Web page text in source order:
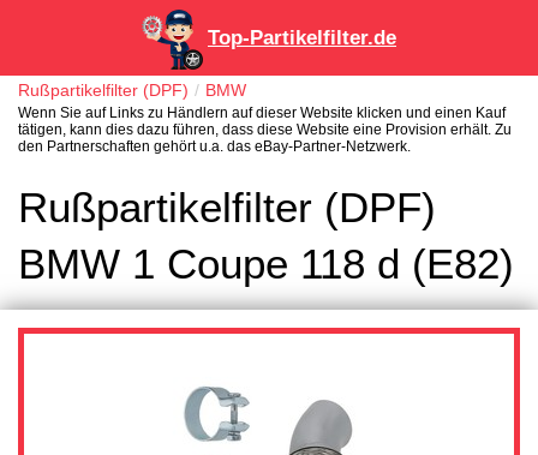
Top-Partikelfilter.de
Rußpartikelfilter (DPF) BMW
Wenn Sie auf Links zu Händlern auf dieser Website klicken und einen Kauf
tätigen, kann dies dazu führen, dass diese Website eine Provision erhält. Zu
den Partnerschaften gehört u.a. das eBay-Partner-Netzwerk.
Rußpartikelfilter (DPF)
BMW 1 Coupe 118 d (E82)